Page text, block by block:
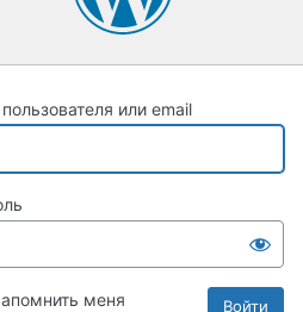
или email
меня